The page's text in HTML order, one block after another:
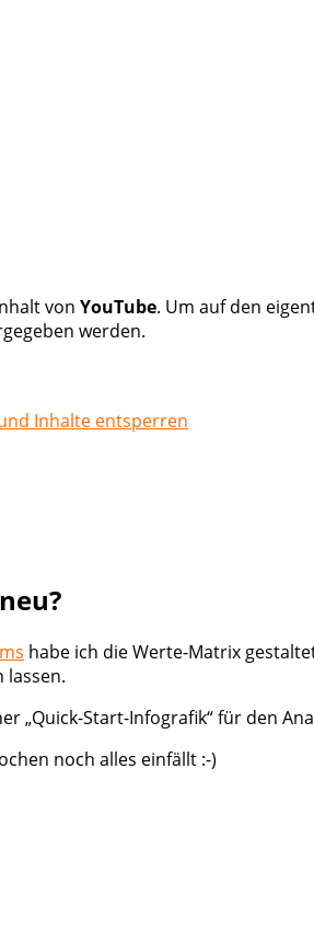
von YouTube. Um auf den
werden.
Inhalte entsperren
habe ich die Werte-Matrix
lassen.
„Quick-Start-Infografik“ für den
noch alles einfällt :-)